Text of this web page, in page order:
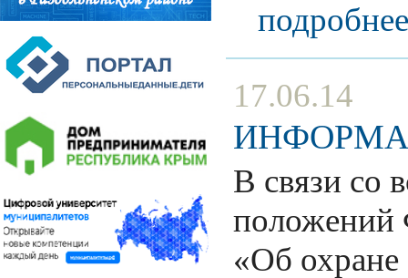
17.06.14
В связи со
положений
«Об охране